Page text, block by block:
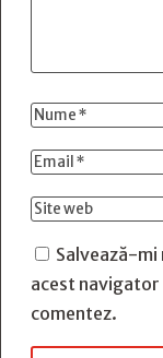
Salvează-mi
acest
comentez.